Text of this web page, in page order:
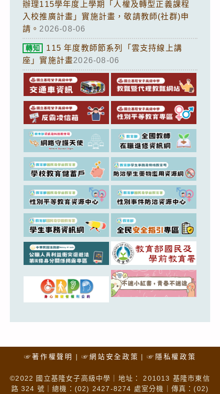
辦理115學年度上學期「人權及轉型正義課程
入校推廣計畫」實施計畫，敬請教師(社群)申
請。 2026-08-06
轉知
115 年度教師節系列「雲支持線上講
座」實施計畫2026-08-06
☞著作權聲明 ☞網站安全政策 ☞隱私權政策
©2022 國立基隆女子高級中學｜地址： 201013 基隆市東信
路 324 號｜總機：(02) 2427-8274 處室分機｜傳真：(02)